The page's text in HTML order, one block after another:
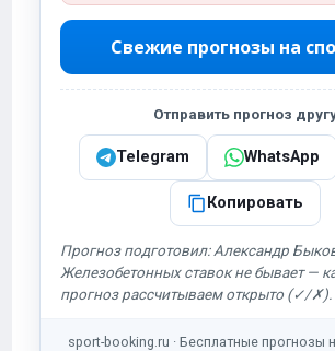
Свежие прогнозы на
Отправить прогноз
Telegram WhatsApp
Копировать
Прогноз подготовил: Александр
Железобетонных ставок не бывает —
прогноз рассчитываем открыто (✓/✗).
sport-booking.ru · Бесплатные прогнозы